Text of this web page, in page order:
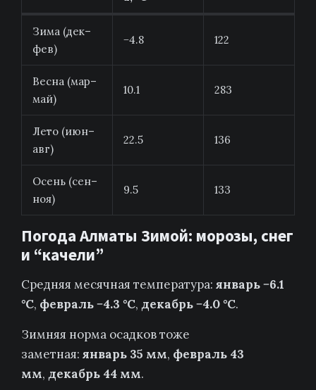
Зима (дек–
фев)
−4.8 122
Весна (мар–
май)
10.1 283
Лето (июн–
авг)
22.5 136
Осень (сен–
ноя)
9.5 133
Погода Алматы Зимой: морозы, снег
и “качели”
Средняя месячная температура: январь −6.1
°C, февраль −4.3 °C, декабрь −4.0 °C.
Зимняя норма осадков тоже
заметная: январь 35 мм, февраль 43
мм, декабрь 44 мм.